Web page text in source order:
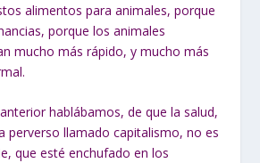
alimentos para animales, porque
porque los animales
mucho más rápido, y mucho más
hablábamos, de que la salud,
perverso llamado capitalismo, no es
que esté enchufado en los